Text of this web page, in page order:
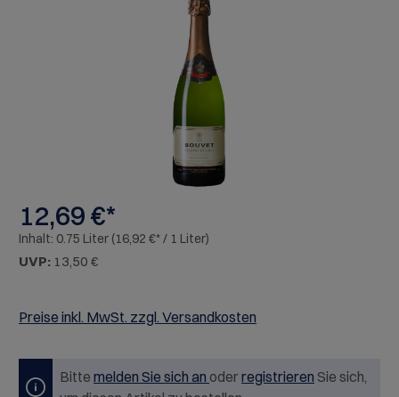
12,69 €*
Inhalt: 0.75 Liter (16,92 €* / 1 Liter)
UVP: 13,50 €
Preise inkl. MwSt. zzgl. Versandkosten
Bitte melden Sie sich an oderregistrieren Sie sich,